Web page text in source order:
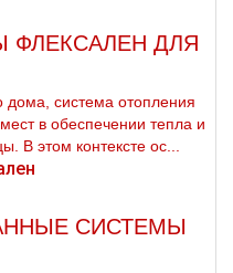
ФЛЕКСАЛЕН ДЛЯ
система отопления
в обеспечении тепла и
В этом контексте ос...
СИСТЕМЫ